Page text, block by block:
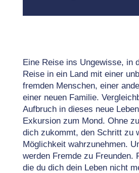
Eine Reise ins Ungewisse, in
Reise in ein Land mit einer
fremden Menschen, einer
einer neuen Familie.
Aufbruch in dieses neue
Exkursion zum Mond. Ohne
dich zukommt, den Schritt zu
Möglichkeit wahrzunehmen.
werden Fremde zu Freunden.
die du dich dein Leben nicht